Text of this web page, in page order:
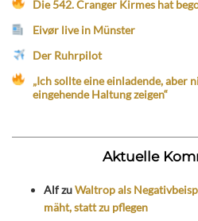
Die 542. Cranger Kirmes hat
Eivør live in Münster
Der Ruhrpilot
„Ich sollte eine einladende, aber
eingehende Haltung zeigen“
Aktuelle
AlfzuWaltrop als
mäht, statt zu pflegen